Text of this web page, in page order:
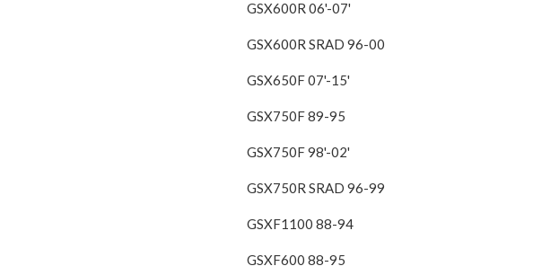
GSX600R 06'-07'
GSX600R SRAD 96-00
GSX650F 07'-15'
GSX750F 89-95
GSX750F 98'-02'
GSX750R SRAD 96-99
GSXF1100 88-94
GSXF600 88-95